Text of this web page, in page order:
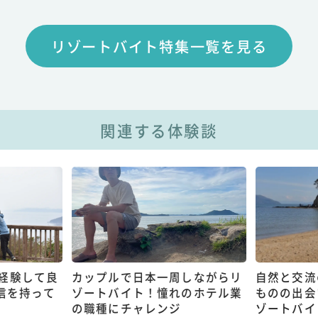
リゾートバイト特集一覧を見る
関連する体験談
験して良
を持って
カップルで日本一周しながらリ
ゾートバイト！憧れのホテル業
の職種にチャレンジ
自然と交
ものの出
ゾートバ